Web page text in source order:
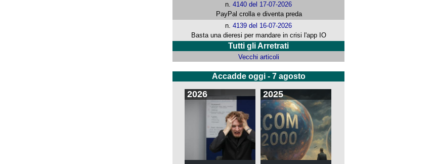
n.4140 del 17-07-2026
PayPal crolla e diventa preda
n.4139 del 16-07-2026
Basta una dieresi per mandare in crisi l'app IO
Tutti gli Arretrati
Vecchi articoli
Accadde oggi - 7 agosto
2026 2025